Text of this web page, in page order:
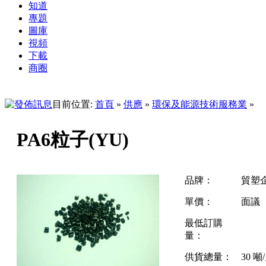
知道
專題
圖庫
視頻
下載
商圈
目前位置: 首頁 » 供應 » 環保及能源技術服務業 »
PA6粒子(YU)
品牌： 貿塑
單價： 面議
最低訂購
量：
供貨總量： 30 噸/